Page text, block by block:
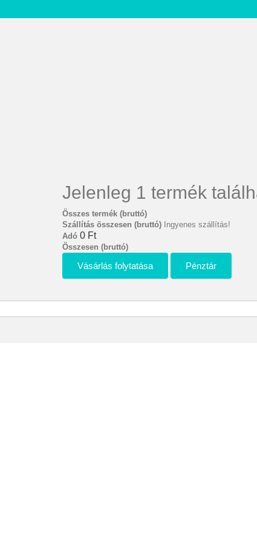
Jelenleg 1 termék
Összes termék (bruttó)
Szállítás összesen (bruttó) Ingyenes szállítás!
Adó 0 Ft‎
Összesen (bruttó)
Vásárlás folytatása Pénztár